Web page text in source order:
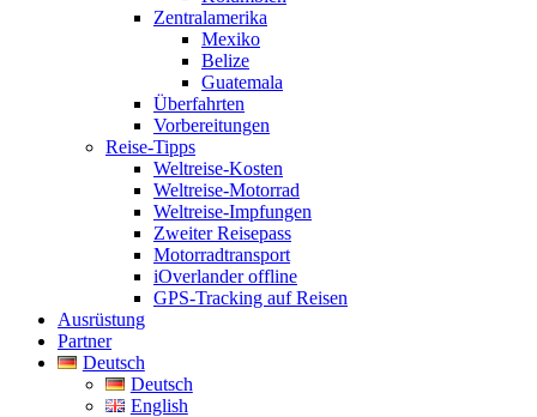
Zentralamerika
Mexiko
Belize
Guatemala
Überfahrten
Vorbereitungen
Reise-Tipps
Weltreise-Kosten
Weltreise-Motorrad
Weltreise-Impfungen
Zweiter Reisepass
Motorradtransport
iOverlander offline
GPS-Tracking auf Reisen
Ausrüstung
Partner
Deutsch
Deutsch
English